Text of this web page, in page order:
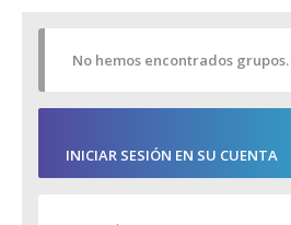
No hemos encontrados grupos.
INICIAR SESIÓN EN SU CUENTA